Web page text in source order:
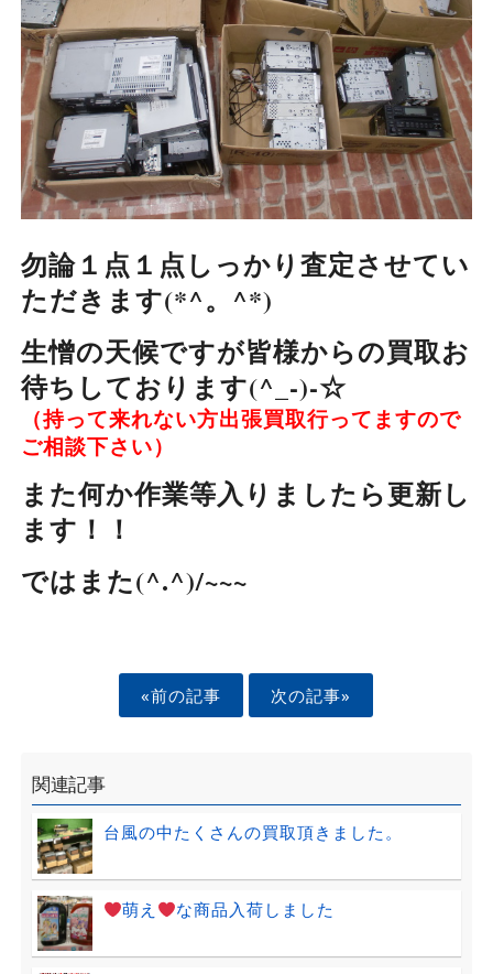
勿論１点１点しっかり査定させてい
ただきます(*^。^*)
生憎の天候ですが皆様からの買取お
待ちしております(^_-)-☆
（持って来れない方出張買取行ってますので
ご相談下さい）
また何か作業等入りましたら更新し
ます！！
ではまた(^.^)/~~~
«前の記事 次の記事»
関連記事
台風の中たくさんの買取頂きました。
萌え な商品入荷しました